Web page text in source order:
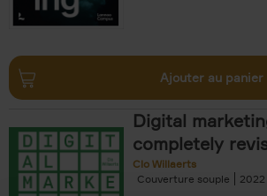
Ajouter au panier
Digital
completely
Clo Willaerts
Couverture souple
2022